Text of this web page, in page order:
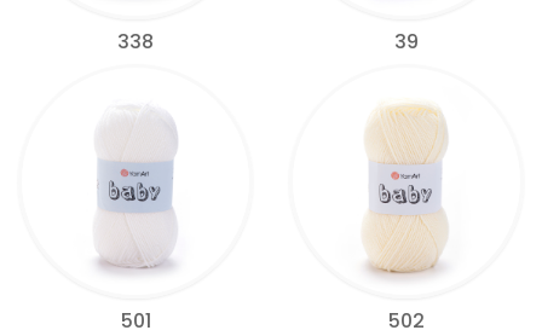
338 39
501 502